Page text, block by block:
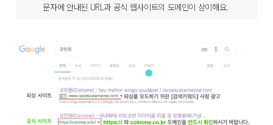
문자에 안내된 URL과 공식 웹사이트의 도메인이 상이해요.